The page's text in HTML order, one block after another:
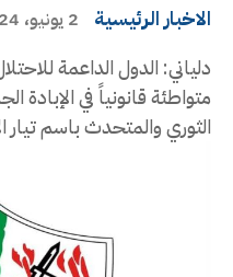
الاخبار الرئيسية 2 يونيو، 2024
دلياني: الدول الداعمة
متواطئة قانونياً في
الثوري والمتحدث باسم تيار